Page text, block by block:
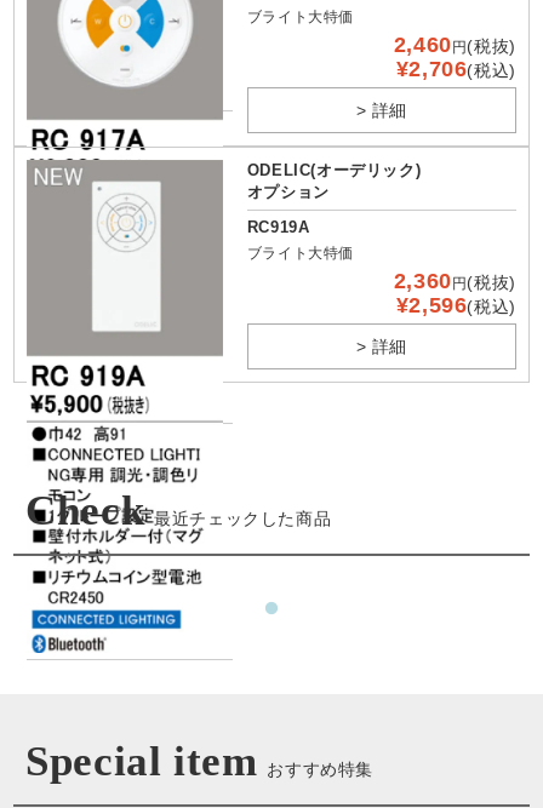
ブライト大特価
2,460 円 (税抜)
¥2,706(税込)
> 詳細
ODELIC(オーデリック)
オプション
RC919A
ブライト大特価
2,360 円 (税抜)
¥2,596(税込)
> 詳細
Check 最近チェックした商品
Special item おすすめ特集